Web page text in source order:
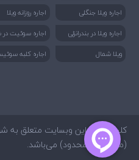
اجاره ویلا جنگلی
اجاره روزانه ویلا
اجاره ویلا در بندرانزلی
اجاره سوئیت در
ویلا شمال
اجاره کلبه
کلیه حقوق این وبسایت متعلق به
(مسئولیت محدود) می‌باشد.